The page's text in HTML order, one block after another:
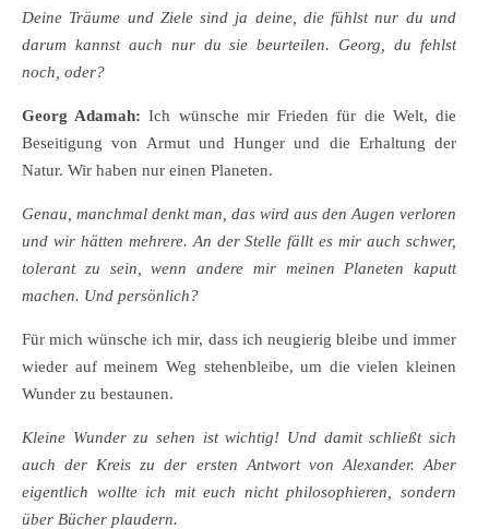
Deine Träume und Ziele sind ja deine, die fühlst nur du und
darum kannst auch nur du sie beurteilen. Georg, du fehlst
noch, oder?
Georg Adamah:Ich wünsche mir Frieden für die Welt, die
Beseitigung von Armut und Hunger und die Erhaltung der
Natur. Wir haben nur einen Planeten.
Genau, manchmal denkt man, das wird aus den Augen verloren
und wir hätten mehrere. An der Stelle fällt es mir auch schwer,
tolerant zu sein, wenn andere mir meinen Planeten kaputt
machen. Und persönlich?
Für mich wünsche ich mir, dass ich neugierig bleibe und immer
wieder auf meinem Weg stehenbleibe, um die vielen kleinen
Wunder zu bestaunen.
Kleine Wunder zu sehen ist wichtig! Und damit schließt sich
auch der Kreis zu der ersten Antwort von Alexander. Aber
eigentlich wollte ich mit euch nicht philosophieren, sondern
über Bücher plaudern.